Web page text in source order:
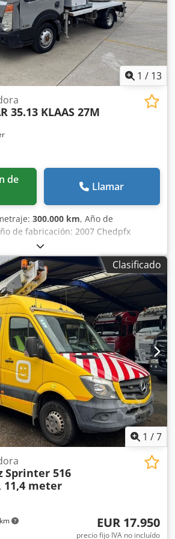
1 / 13
35.13 KLAAS 27M
Llamar
300.000 km, Año de
de fabricación: 2007 Chedpfx
Clasificado
1 /7
Sprinter 516
11,4 meter
EUR 17.950
precio fijo IVA no incluído